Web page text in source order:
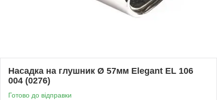
Насадка на глушник Ø 57мм Elegant EL 106
004 (0276)
Готово до відправки